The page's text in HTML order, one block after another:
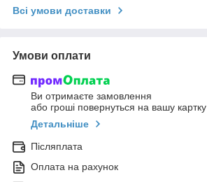
Всі умови доставки
Умови оплати
Ви отримаєте замовлення
або гроші повернуться на вашу картку
Детальніше
Післяплата
Оплата на рахунок